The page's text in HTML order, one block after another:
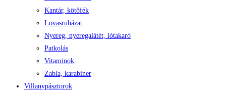
Kantár, kötőfék
Lovasruházat
Nyereg, nyeregalátét, lótakaró
Patkolás
Vitaminok
Zabla, karabiner
Villanypásztorok